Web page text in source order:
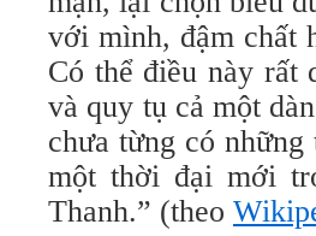
với mình, đậm chất
Có thể điều này rất
và quy tụ cả một
chưa từng có
một thời đại mới
Thanh.” (theo